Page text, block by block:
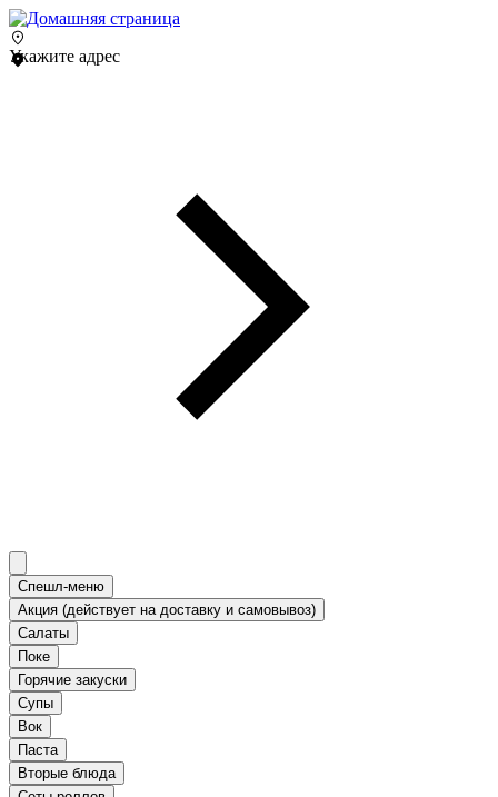
Укажите адрес
Спешл-меню
Акция (действует на доставку и самовывоз)
Салаты
Поке
Горячие закуски
Супы
Вок
Паста
Вторые блюда